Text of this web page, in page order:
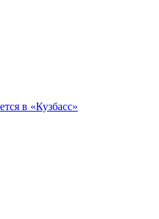
в «Кузбасс»